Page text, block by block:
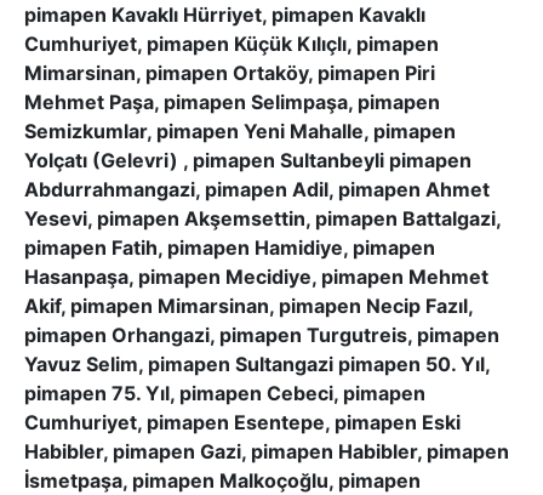
pimapen Kavaklı Hürriyet, pimapen Kavaklı
Cumhuriyet, pimapen Küçük Kılıçlı, pimapen
Mimarsinan, pimapen Ortaköy, pimapen Piri
Mehmet Paşa, pimapen Selimpaşa, pimapen
Semizkumlar, pimapen Yeni Mahalle, pimapen
Yolçatı (Gelevri) , pimapen Sultanbeyli pimapen
Abdurrahmangazi, pimapen Adil, pimapen Ahmet
Yesevi, pimapen Akşemsettin, pimapen Battalgazi,
pimapen Fatih, pimapen Hamidiye, pimapen
Hasanpaşa, pimapen Mecidiye, pimapen Mehmet
Akif, pimapen Mimarsinan, pimapen Necip Fazıl,
pimapen Orhangazi, pimapen Turgutreis, pimapen
Yavuz Selim, pimapen Sultangazi pimapen 50. Yıl,
pimapen 75. Yıl, pimapen Cebeci, pimapen
Cumhuriyet, pimapen Esentepe, pimapen Eski
Habibler, pimapen Gazi, pimapen Habibler, pimapen
İsmetpaşa, pimapen Malkoçoğlu, pimapen